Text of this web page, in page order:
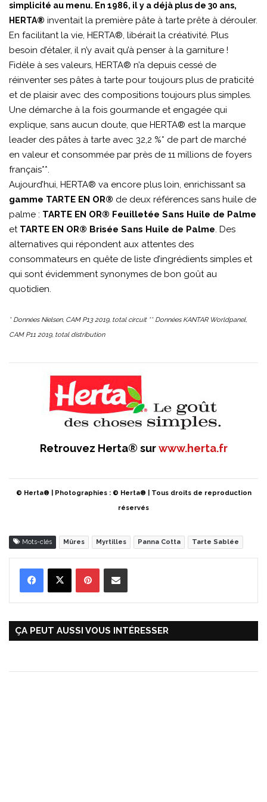
simplicité au menu. En 1986, il y a déjà plus de 30 ans,
HERTA® inventait la première pâte à tarte prête à dérouler.
En facilitant la vie, HERTA®, libérait la créativité. Plus
besoin d’étaler, il n’y avait qu’à penser à la garniture !
Fidèle à ses valeurs, HERTA® n’a depuis cessé de
réinventer ses pâtes à tarte pour toujours plus de praticité
et de plaisir avec des compositions toujours plus simples.
Une démarche à la fois gourmande et engagée qui
explique, sans aucun doute, que HERTA® est la marque
leader des pâtes à tarte avec 32,2 %* de part de marché
en valeur et consommée par près de 11 millions de foyers
français**.
Aujourd’hui, HERTA® va encore plus loin, enrichissant sa
gamme TARTE EN OR® de deux références sans huile de
palme : TARTE EN OR® Feuilletée Sans Huile de Palme
et TARTE EN OR® Brisée Sans Huile de Palme. Des
alternatives qui répondent aux attentes des
consommateurs en quête de liste d’ingrédients simples et
qui sont évidemment synonymes de bon goût au
quotidien.
* Données Nielsen, CAM P13 2019, total circuit ** Données KANTAR Worldpanel,
CAM P11 2019, total distribution
Retrouvez Herta® surwww.herta.fr
© Herta® | Photographies : © Herta® | Tous droits de reproduction
réservés
Mots-clés Mûres Myrtilles Panna Cotta Tarte Sablée
ÇA PEUT AUSSI VOUS INTÉRESSER